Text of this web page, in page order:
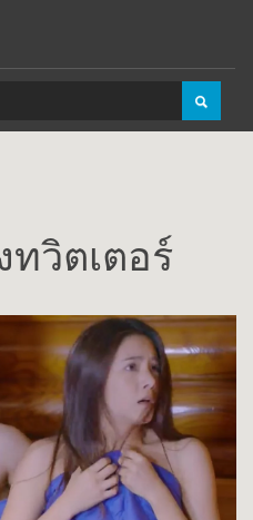
ทวิตเตอร์